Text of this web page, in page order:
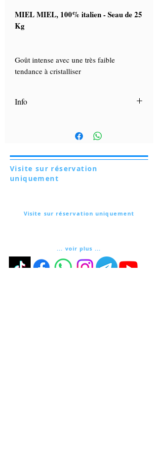
MIEL MIEL, 100% italien - Seau de 25
Kg
Goût intense avec une très faible
tendance à cristalliser
Info
guide contenant des conseils d'utilisation
Visite sur réservation uniquement
... voir plus ...
Visite sur réservation
uniquement